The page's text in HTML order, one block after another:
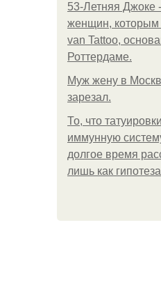
53-Летняя Джоке
женщин,
van Tattoo,
Роттердаме.
Mуж жену в
зарезал.
То, что
иммунную
долгое время
лишь как